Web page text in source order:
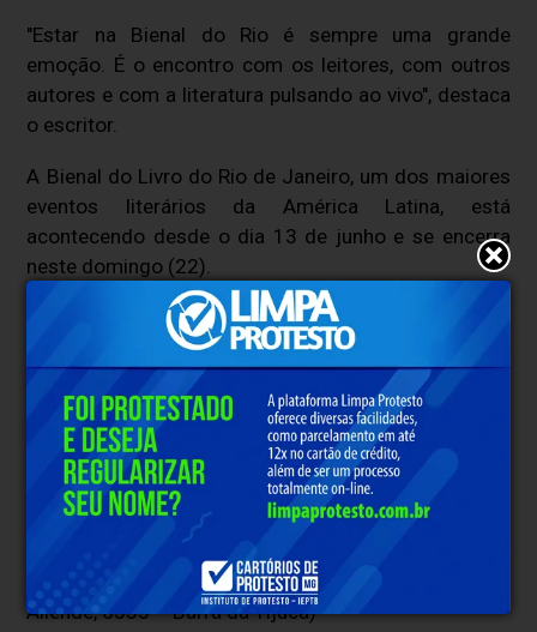
"Estar na Bienal do Rio é sempre uma grande
emoção. É o encontro com os leitores, com outros
autores e com a literatura pulsando ao vivo", destaca
o escritor.
A Bienal do Livro do Rio de Janeiro, um dos maiores
eventos literários da América Latina, está
acontecendo desde o dia 13 de junho e se encerra
neste domingo (22).
Lançamento do livro:
Bernardo Lopes escritor mineiro lança novo livro na
Bienal do Livro do Rio de Janeiro 2025
Autor:Bernardo Lopes
Data:20 de junho
Horário:17h
Estande 18 –PAVILHÃO 4. Bienal do Livro do
Rio de Janeiro 2025 (Riocentro – Av. Salvador
Allende, 6555 – Barra da Tijuca)